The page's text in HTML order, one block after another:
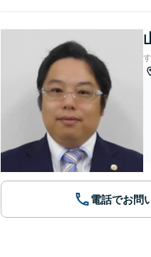
電話でお問